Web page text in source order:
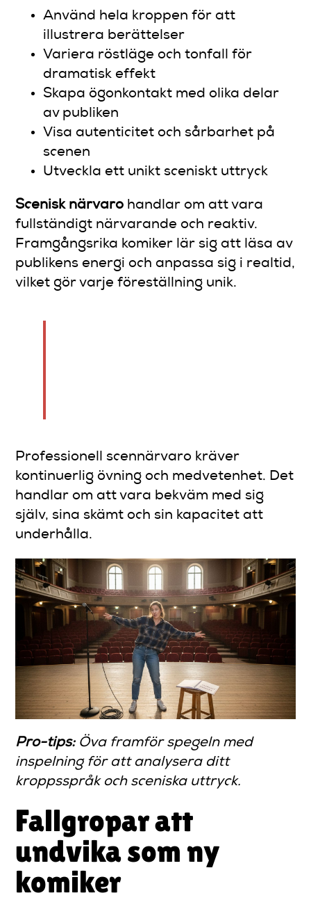
Använd hela kroppen för att
illustrera berättelser
Variera röstläge och tonfall för
dramatisk effekt
Skapa ögonkontakt med olika delar
av publiken
Visa autenticitet och sårbarhet på
scenen
Utveckla ett unikt sceniskt uttryck
Scenisk närvaro handlar om att vara
fullständigt närvarande och reaktiv.
Framgångsrika komiker lär sig att läsa av
publikens energi och anpassa sig i realtid,
vilket gör varje föreställning unik.
Professionell scennärvaro kräver
kontinuerlig övning och medvetenhet. Det
handlar om att vara bekväm med sig
själv, sina skämt och sin kapacitet att
underhålla.
Pro-tips: Öva framför spegeln med
inspelning för att analysera ditt
kroppsspråk och sceniska uttryck.
Fallgropar att
undvika som ny
komiker